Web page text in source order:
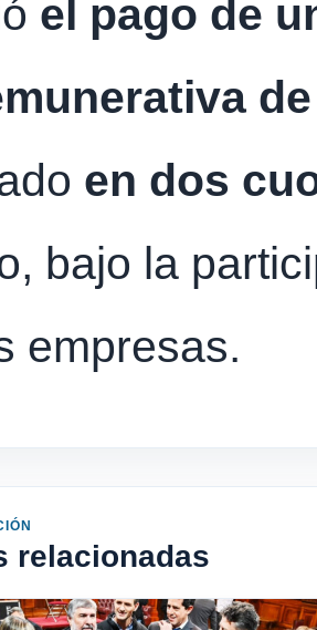
el pago de
en dos
bajo la
empresas.
relacionadas